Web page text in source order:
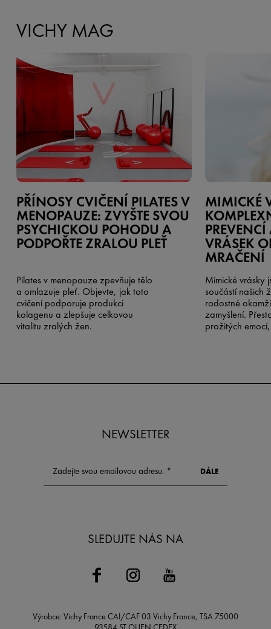
VICHY MAG
PŘÍNOSY CVIČENÍ PILATES V
MENOPAUZE: ZVYŠTE SVOU
PSYCHICKOU POHODU A
PODPOŘTE ZRALOU PLEŤ
Pilates v menopauze zpevňuje tělo
a omlazuje pleť. Objevte, jak toto
cvičení podporuje produkci
kolagenu a zlepšuje celkovou
vitalitu zralých žen.
MIMICKÉ
VRÁSEK
MRAČENÍ
Mimické vrásky
součástí našich
radostné
zamyšlení.
prožitých
průvodci se
NEWSLETTER
SLEDUJTE NÁS NA
Výrobce: Vichy France CAI/CAF 03 Vichy France, TSA 75000